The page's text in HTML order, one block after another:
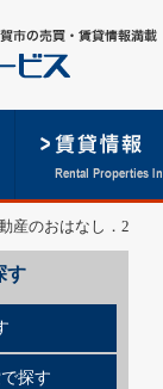
産のおはなし．2
す
探す